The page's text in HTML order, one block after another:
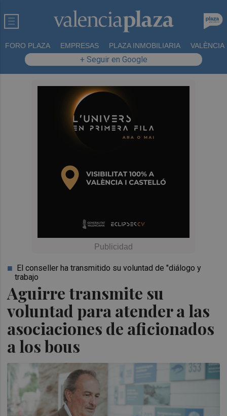
FORO PLAZA EMPRESAS PLAZA INMOBILIARIA VALÈNCIA
+ Seguir en Google
Aguirre transmite su
voluntad para atender a las
asociaciones de aficionados
a los bous
El conseller ha transmitido su voluntad de "diálogo y
trabajo